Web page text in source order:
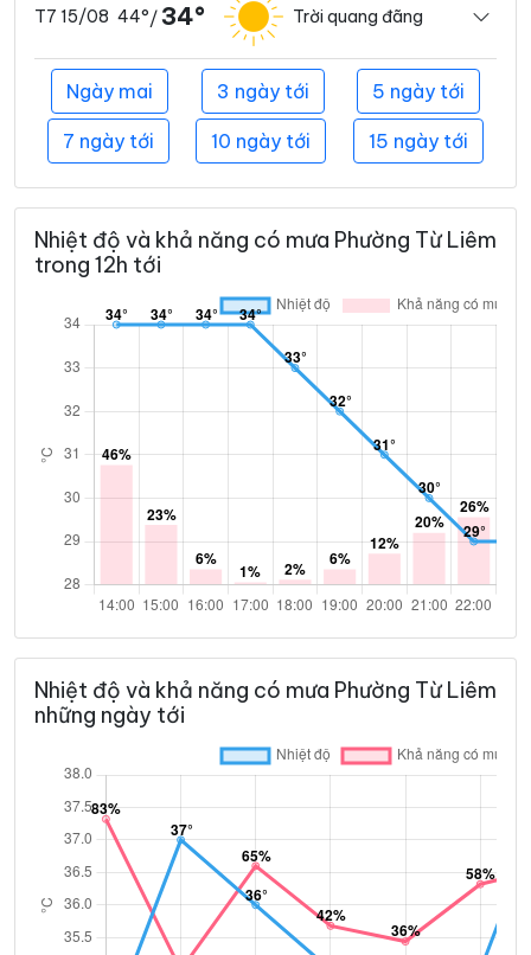
T7 15/08 44°/ 34° Trời quang đãng
Ngày mai 3 ngày tới 5 ngày tới
7 ngày tới 10 ngày tới 15 ngày tới
Nhiệt độ và khả năng có mưa Phường Từ Liêm
trong 12h tới
Nhiệt độ và khả năng có mưa Phường Từ Liêm
những ngày tới